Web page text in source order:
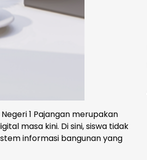
Negeri 1 Pajangan merupakan
masa kini. Di sini, siswa tidak
informasi bangunan yang